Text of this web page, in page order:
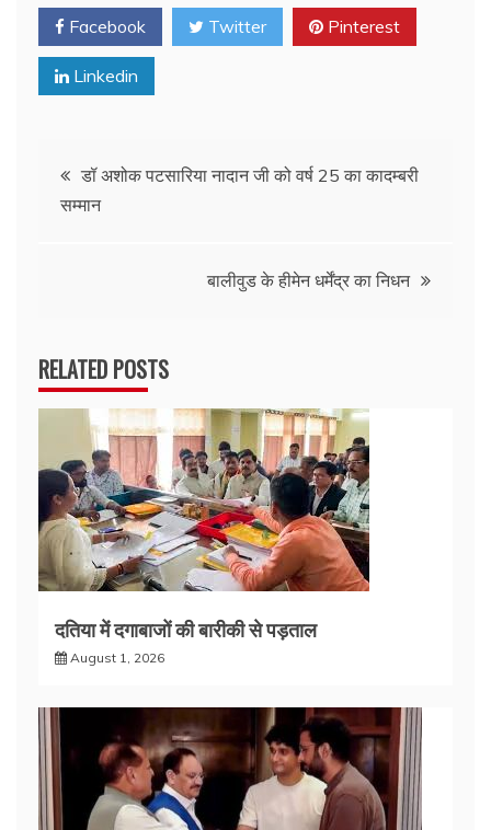
Facebook Twitter Pinterest
Linkedin
Post
navigation
डॉ अशोक पटसारिया नादान जी को वर्ष 25 का कादम्बरी
सम्मान
बालीवुड के हीमेन धर्मेंद्र का निधन
RELATED POSTS
दतिया में दगाबाजों की बारीकी से पड़ताल
August 1, 2026